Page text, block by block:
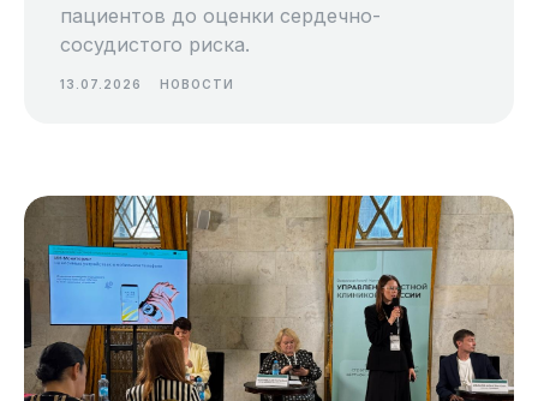
пациентов до оценки сердечно-
сосудистого риска.
13.07.2026 НОВОСТИ